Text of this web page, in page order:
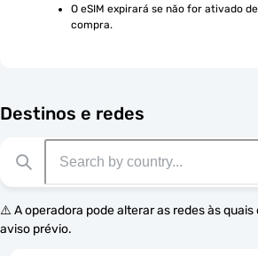
O eSIM expirará se não for ativado
compra.
Destinos e redes
⚠️ A operadora pode alterar as redes às quais
aviso prévio.